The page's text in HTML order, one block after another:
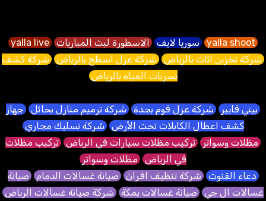
yalla shoot سوريا لايف الاسطورة لبث المباريات yalla live
شركة تخزين اثاث بالرياض شركة عزل اسطح بالرياض شركة كشف
تسربات المياه بالرياض
بيتي فايبر شركة عزل فوم بجدة شركة ترميم منازل بحائل جهاز
كشف اعطال الكابلات تحت الأرض شركة تسليك مجاري
مظلات وسواتر تركيب مظلات سيارات في الرياض تركيب مظلات
في الرياض مظلات وسواتر
دعاء القنوت شركة تنظيف افران صيانة غسالات الدمام صيانة
غسالات ال جي صيانة غسالات بمكة شركة صيانة غسالات الرياض